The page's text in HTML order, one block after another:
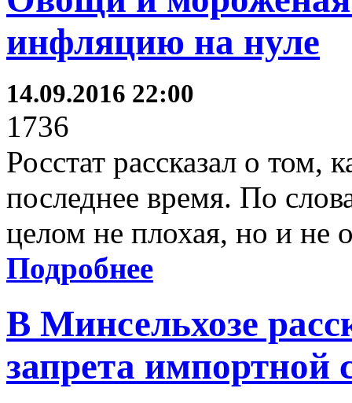
инфляцию на нуле
14.09.2016 22:00
1736
Росстат рассказал о том,
последнее время. По
целом не плохая, но и не
Подробнее
В Минсельхозе
запрета импортной